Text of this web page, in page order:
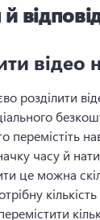
відео
розділити
перемістіть
часу й
це можна